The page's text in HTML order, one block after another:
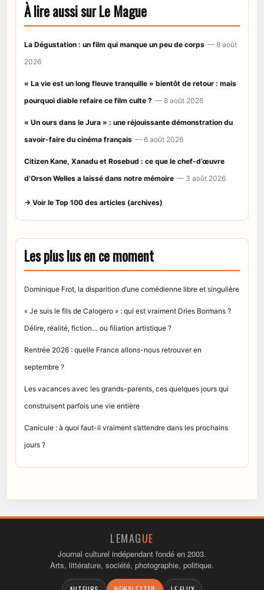
À lire aussi sur Le Mague
La Dégustation : un film qui manque un peu de corps — 8 août
2026
« La vie est un long fleuve tranquille » bientôt de retour : mais
pourquoi diable refaire ce film culte ? — 8 août 2026
« Un ours dans le Jura » : une réjouissante démonstration du
savoir-faire du cinéma français — 6 août 2026
Citizen Kane, Xanadu et Rosebud : ce que le chef-d’œuvre
d’Orson Welles a laissé dans notre mémoire — 3 août 2026
→ Voir le Top 100 des articles (archives)
Les plus lus en ce moment
Dominique Frot, la disparition d’une comédienne libre et singulière
« Je suis le fils de Calogero » : qui est vraiment Dries Bormans ?
Délire, réalité, fiction… ou filiation artistique ?
Rentrée 2026 : quelle France allons-nous retrouver en
septembre ?
Les vacances avec les grands-parents, ces quelques jours qui
construisent parfois une vie entière
Canicule : à quoi faut-il vraiment s’attendre dans les prochains
jours ?
LEMAGUE
Journal culturel indépendant fondé en 2003.
Arts, littérature, société, photographie, politique.